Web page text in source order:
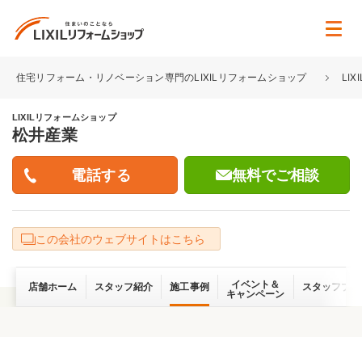
住宅リフォーム・リノベーション専門のLIXILリフォームショップ
LIXILリフォームショップ
松井産業
無料でご相談
この会社のウェブサイトはこちら
店舗ホーム スタッフ紹介 施工事例
イベント＆
キャンペーン
スタッフブ